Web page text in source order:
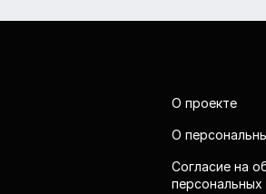
О проекте
О
Согласие на